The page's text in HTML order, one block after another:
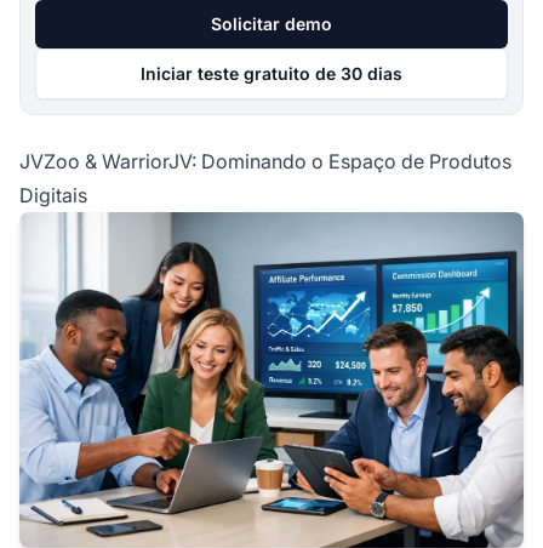
Solicitar demo
Iniciar teste gratuito de 30 dias
JVZoo & WarriorJV: Dominando o Espaço de Produtos
Digitais